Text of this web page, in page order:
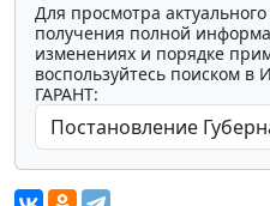
Для просмотра
получения полной
изменениях и порядке
воспользуйтесь поиском в
ГАРАНТ: